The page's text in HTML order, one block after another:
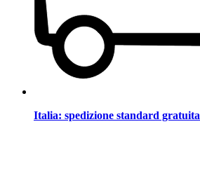
Italia: spedizione standard gratuita